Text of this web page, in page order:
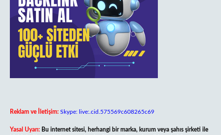
Reklam ve İletişim: Skype: live:.cid.575569c608265c69
Yasal Uyarı: Bu internet sitesi, herhangi bir marka, kurum veya şahıs şirketi ile